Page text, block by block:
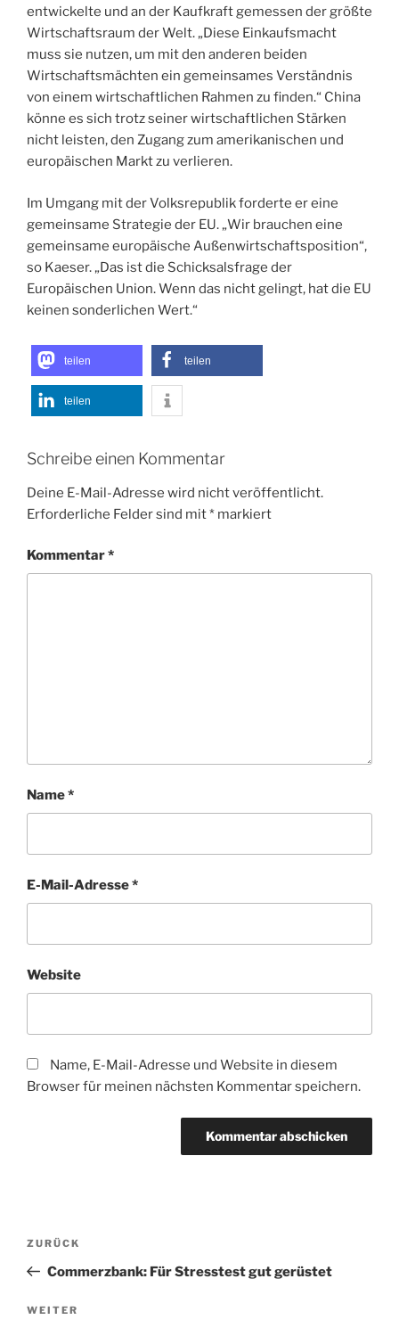
entwickelte und an der Kaufkraft gemessen der größte
Wirtschaftsraum der Welt. „Diese Einkaufsmacht
muss sie nutzen, um mit den anderen beiden
Wirtschaftsmächten ein gemeinsames Verständnis
von einem wirtschaftlichen Rahmen zu finden.“ China
könne es sich trotz seiner wirtschaftlichen Stärken
nicht leisten, den Zugang zum amerikanischen und
europäischen Markt zu verlieren.
Im Umgang mit der Volksrepublik forderte er eine
gemeinsame Strategie der EU. „Wir brauchen eine
gemeinsame europäische Außenwirtschaftsposition“,
so Kaeser. „Das ist die Schicksalsfrage der
Europäischen Union. Wenn das nicht gelingt, hat die EU
keinen sonderlichen Wert.“
teilen teilen
teilen
Schreibe einen Kommentar
Deine E-Mail-Adresse wird nicht veröffentlicht.
Erforderliche Felder sind mit* markiert
Kommentar*
Name*
E-Mail-Adresse*
Website
Name, E-Mail-Adresse und Website in diesem
Browser für meinen nächsten Kommentar speichern.
Beitragsnavigation
Vorheriger
Beitrag
ZURÜCK
Commerzbank: Für Stresstest gut gerüstet
Nächster
WEITER